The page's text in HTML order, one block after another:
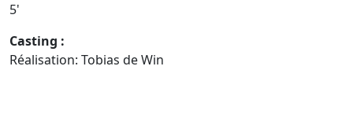
5'
Casting :
Réalisation: Tobias de Win